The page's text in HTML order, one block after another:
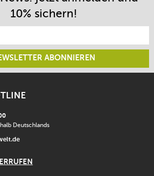
10% sichern!
ABONNIEREN
Deutschlands